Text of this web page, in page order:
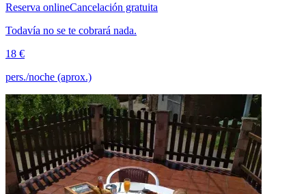
Reserva onlineCancelación gratuita
Todavía no se te cobrará nada.
18 €
pers./noche (aprox.)